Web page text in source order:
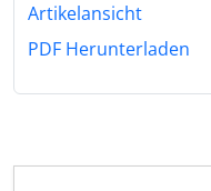
Artikelansicht
PDF Herunterladen